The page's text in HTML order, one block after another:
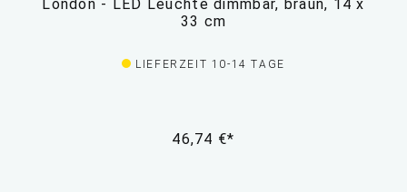
London - LED Leuchte dimmbar, braun, 14 x
33 cm
LIEFERZEIT 10-14 TAGE
46,74 €*